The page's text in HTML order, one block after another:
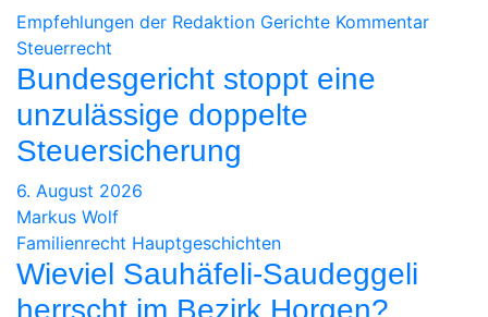
Empfehlungen der Redaktion Gerichte Kommentar
Steuerrecht
Bundesgericht stoppt eine
unzulässige doppelte
Steuersicherung
6. August 2026
Markus Wolf
Familienrecht Hauptgeschichten
Wieviel Sauhäfeli-Saudeggeli
herrscht im Bezirk Horgen?